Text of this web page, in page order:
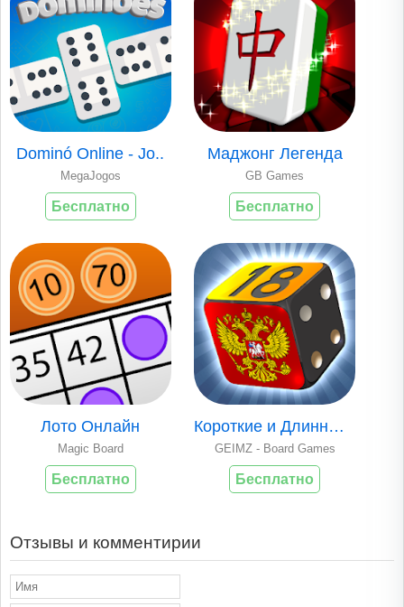
Dominó Online - Jo..
MegaJogos
Бесплатно
Маджонг Легенда
GB Games
Бесплатно
Лото Онлайн
Magic Board
Бесплатно
Короткие и Длинные..
GEIMZ - Board Games
Бесплатно
Отзывы и комментирии